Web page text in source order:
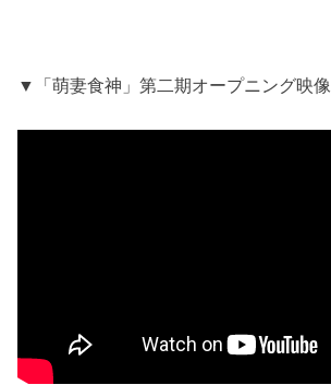
▼「萌妻食神」第二期オープニング映像